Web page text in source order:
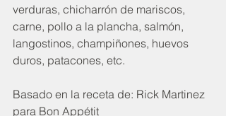
verduras, chicharrón de mariscos,
carne, pollo a la plancha, salmón,
langostinos, champiñones, huevos
duros, patacones, etc.
Basado en la receta de: Rick Martinez
para Bon Appétit